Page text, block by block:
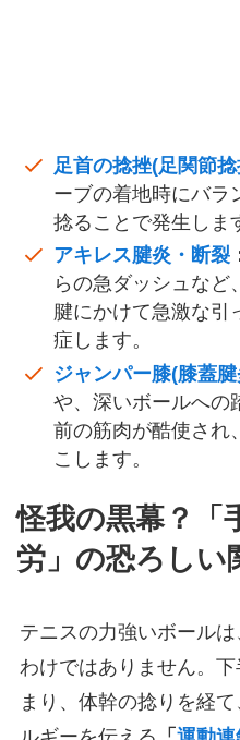
足首の捻挫(足関節捻
ーブの着地時にバラ
捻ることで発生しま
アキレス腱炎・断裂
らの急ダッシュなど
腱にかけて急激な引
症します。
ジャンパー膝(膝蓋腱
や、深いボールへの
前の筋肉が酷使され
こします。
怪我の黒幕？「
労」の恐ろしい
テニスの力強いボール
わけではありません。
まり、体幹の捻りを経